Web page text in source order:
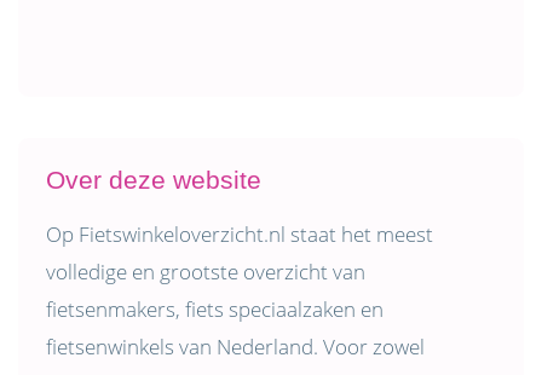
Over deze website
Op Fietswinkeloverzicht.nl staat het meest
volledige en grootste overzicht van
fietsenmakers, fiets speciaalzaken en
fietsenwinkels van Nederland. Voor zowel